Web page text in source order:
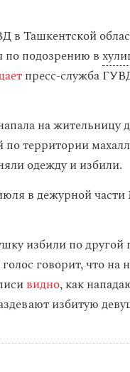
Ташкентской
по подозрению в
пресс-служба
на жительницу
территории
одежду и избили.
в дежурной
избили по
говорит, что на
видно, как
избитую